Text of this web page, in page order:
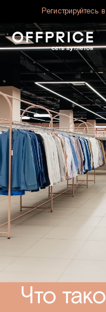
Регистрируйтесь
Что